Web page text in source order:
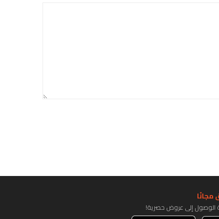
مجانًا
الوصول إلى عروض حصرية!